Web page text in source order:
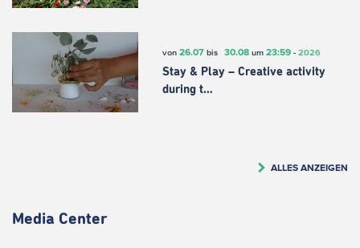
von 26.07bis 30.08um 23:59- 2026
Stay & Play – Creative activity
during t…
ALLES ANZEIGEN
Media Center